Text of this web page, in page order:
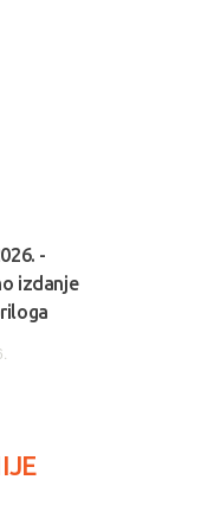
-
izdanje